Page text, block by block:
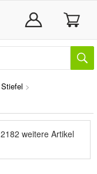
Stiefel >
2182 weitere Artikel